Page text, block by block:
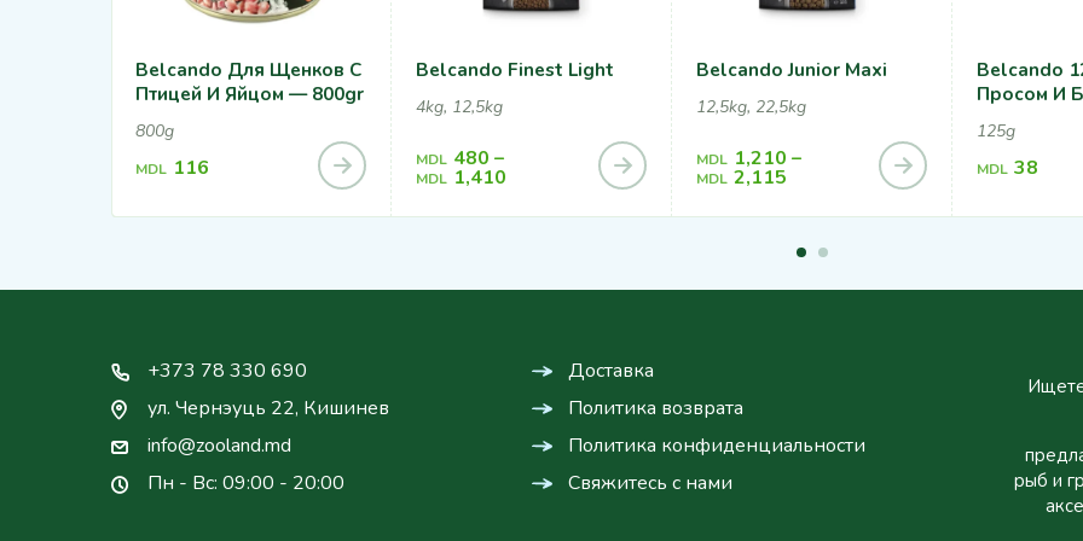
Belcando Для Щенков С
Птицей И Яйцом — 800gr
800g
MDL 116
Belcando Finest Light
4kg, 12,5kg
MDL 480 –
MDL 1,410
Belcando Junior Maxi
12,5kg, 22,5kg
MDL 1,210 –
MDL 2,115
Belcando
Просом И
125g
MDL 38
+373 78 330 690
ул. Чернэуць 22, Кишинев
info@zooland.md
Пн - Вс: 09:00 - 20:00
Доставка
Политика возврата
Политика конфиденциальности
Свяжитесь с нами
рыб и